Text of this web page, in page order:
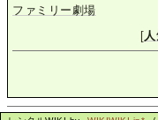
ファミリー劇場
[